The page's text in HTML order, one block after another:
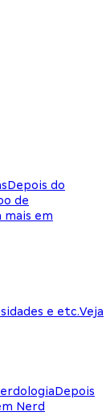
Depois do
de
mais em
e etc.Veja
Depois
Nerd